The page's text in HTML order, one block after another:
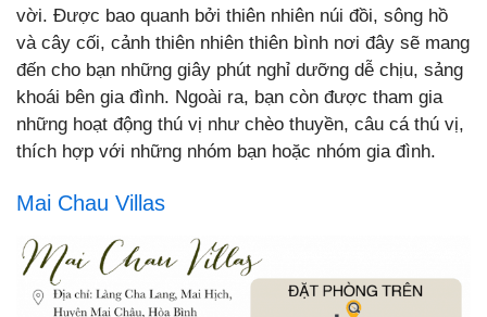
vời. Được bao quanh bởi thiên nhiên núi đồi, sông hồ
và cây cối, cảnh thiên nhiên thiên bình nơi đây sẽ mang
đến cho bạn những giây phút nghỉ dưỡng dễ chịu, sảng
khoái bên gia đình. Ngoài ra, bạn còn được tham gia
những hoạt động thú vị như chèo thuyền, câu cá thú vị,
thích hợp với những nhóm bạn hoặc nhóm gia đình.
Mai Chau Villas